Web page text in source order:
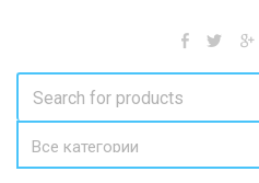
Все категории